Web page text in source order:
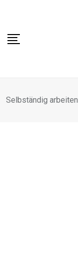
content
Selbständig arbeiten